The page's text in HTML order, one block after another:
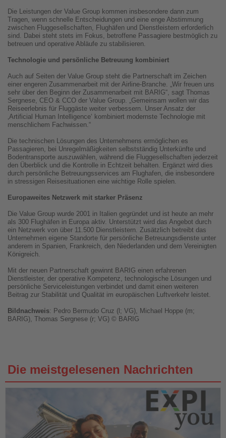
Die Leistungen der Value Group kommen insbesondere dann zum
Tragen, wenn schnelle Entscheidungen und eine enge Abstimmung
zwischen Fluggesellschaften, Flughäfen und Dienstleistern erforderlich
sind. Dabei steht stets im Fokus, betroffene Passagiere bestmöglich zu
betreuen und operative Abläufe zu stabilisieren.
Technologie und persönliche Betreuung kombiniert
Auch auf Seiten der Value Group steht die Partnerschaft im Zeichen
einer engeren Zusammenarbeit mit der Airline-Branche. „Wir freuen uns
sehr über den Beginn der Zusammenarbeit mit BARIG“, sagt Thomas
Sergnese, CEO & CCO der Value Group. „Gemeinsam wollen wir das
Reiseerlebnis für Fluggäste weiter verbessern. Unser Ansatz der
‚Artificial Human Intelligence‘ kombiniert modernste Technologie mit
menschlichem Fachwissen.“
Die technischen Lösungen des Unternehmens ermöglichen es
Passagieren, bei Unregelmäßigkeiten selbstständig Unterkünfte und
Bodentransporte auszuwählen, während die Fluggesellschaften jederzeit
den Überblick und die Kontrolle in Echtzeit behalten. Ergänzt wird dies
durch persönliche Betreuungsservices am Flughafen, die insbesondere
in stressigen Reisesituationen eine wichtige Rolle spielen.
Europaweites Netzwerk mit starker Präsenz
Die Value Group wurde 2001 in Italien gegründet und ist heute an mehr
als 300 Flughäfen in Europa aktiv. Unterstützt wird das Angebot durch
ein Netzwerk von über 11.500 Dienstleistern. Zusätzlich betreibt das
Unternehmen eigene Standorte für persönliche Betreuungsdienste unter
anderem in Spanien, Frankreich, den Niederlanden und dem Vereinigten
Königreich.
Mit der neuen Partnerschaft gewinnt BARIG einen erfahrenen
Dienstleister, der operative Kompetenz, technologische Lösungen und
persönliche Serviceleistungen verbindet und damit einen weiteren
Beitrag zur Stabilität und Qualität im europäischen Luftverkehr leistet.
Bildnachweis: Pedro Bermudo Cruz (l; VG), Michael Hoppe (m;
BARIG), Thomas Sergnese (r; VG) © BARIG
Die meistgelesenen Nachrichten